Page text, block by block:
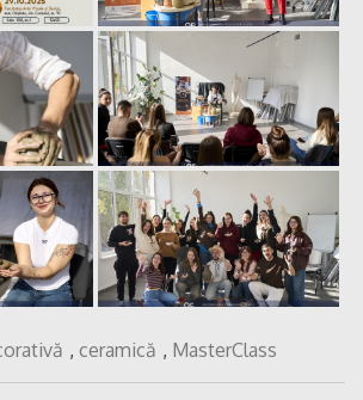
, ceramică , MasterClass